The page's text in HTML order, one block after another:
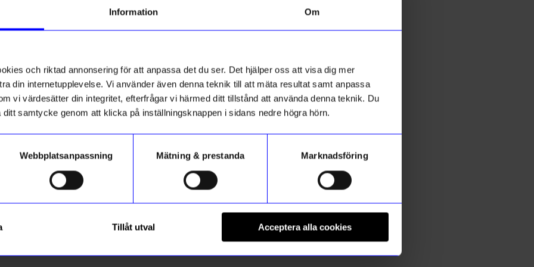
Information Om
och riktad annonsering för att anpassa det du ser. Det hjälper oss att visa dig mer
din internetupplevelse. Vi använder även denna teknik till att mäta resultat samt anpassa
vi värdesätter din integritet, efterfrågar vi härmed ditt tillstånd att använda denna teknik. Du
ditt samtycke genom att klicka på inställningsknappen i sidans nedre högra hörn.
Webbplatsanpassning Mätning & prestanda Marknadsföring
Tillåt utval Acceptera alla cookies
Barpall Emil Mörkgrön
Mugg Astrid Annars är man ingen
unika erbjudanden!
får du10% rabattpå ditt
första köp.
Registrera
hur vi hanterar din information i vår